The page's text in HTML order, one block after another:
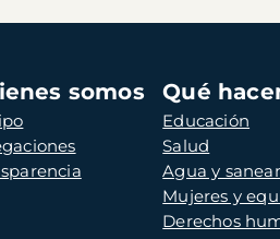
somos Qué
Educación
Salud
Agua y
Mujeres y
Derechos